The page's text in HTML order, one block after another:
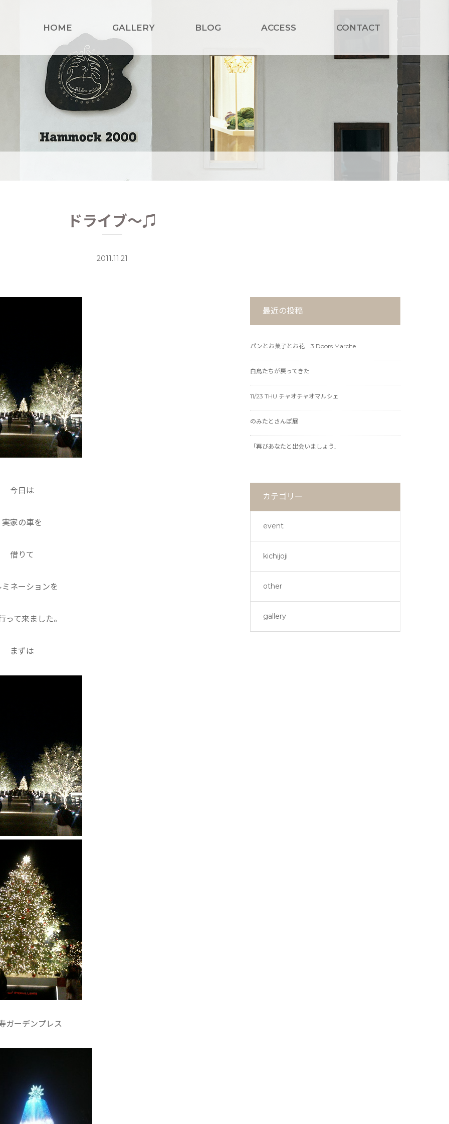
HOME GALLERY BLOG ACCESS CONTACT
ドライブ〜♫
2011.11.21
今日は
実家の車を
借りて
ネーションを
って来ました。
まずは
ガーデンプレス
最近の投稿
パンとお菓子とお花 3 Doors Marche
白鳥たちが戻ってきた
11/23 THU チャオチャオマルシェ
のみたとさんぽ展
「再びあなたと出会いましょう」
カテゴリー
event
kichijoji
other
gallery